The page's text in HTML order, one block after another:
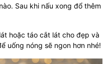
Sau khi nấu xong đổ thêm
hoặc táo cắt lát cho đẹp và
uống nóng sẽ ngon hơn nhé!